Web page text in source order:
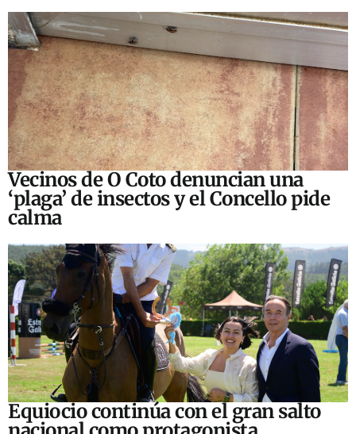
Vecinos de O Coto denuncian una
‘plaga’ de insectos y el Concello pide
calma
Equiocio continúa con el gran salto